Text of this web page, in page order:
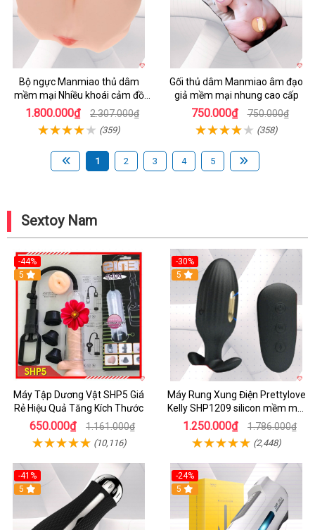
Bộ ngực Manmiao thủ dâm
mềm mại Nhiều khoái cảm đồ
chơi người lớn
1.800.000₫ 2.307.000₫
(359)
Gối thủ dâm Manmiao âm đạo
giả mềm mại nhung cao cấp
750.000₫ 750.000₫
(358)
1 2 3 4 5
Sextoy Nam
-44%
5
Máy Tập Dương Vật SHP5 Giá
Rẻ Hiệu Quả Tăng Kích Thước
650.000₫ 1.161.000₫
(10,116)
-30%
5
Máy Rung Xung Điện Prettylove
Kelly SHP1209 silicon mềm mại
tiện lợi
1.250.000₫ 1.786.000₫
(2,448)
-41%
5
-24%
5